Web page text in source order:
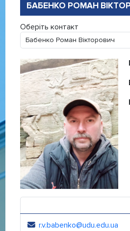
БАБЕНКО РОМАН
Оберіть контакт
Електронна адреса:
r.v.babenko@udu.edu.ua